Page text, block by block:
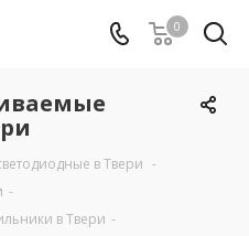
0
в Твери -
-
в Твери -